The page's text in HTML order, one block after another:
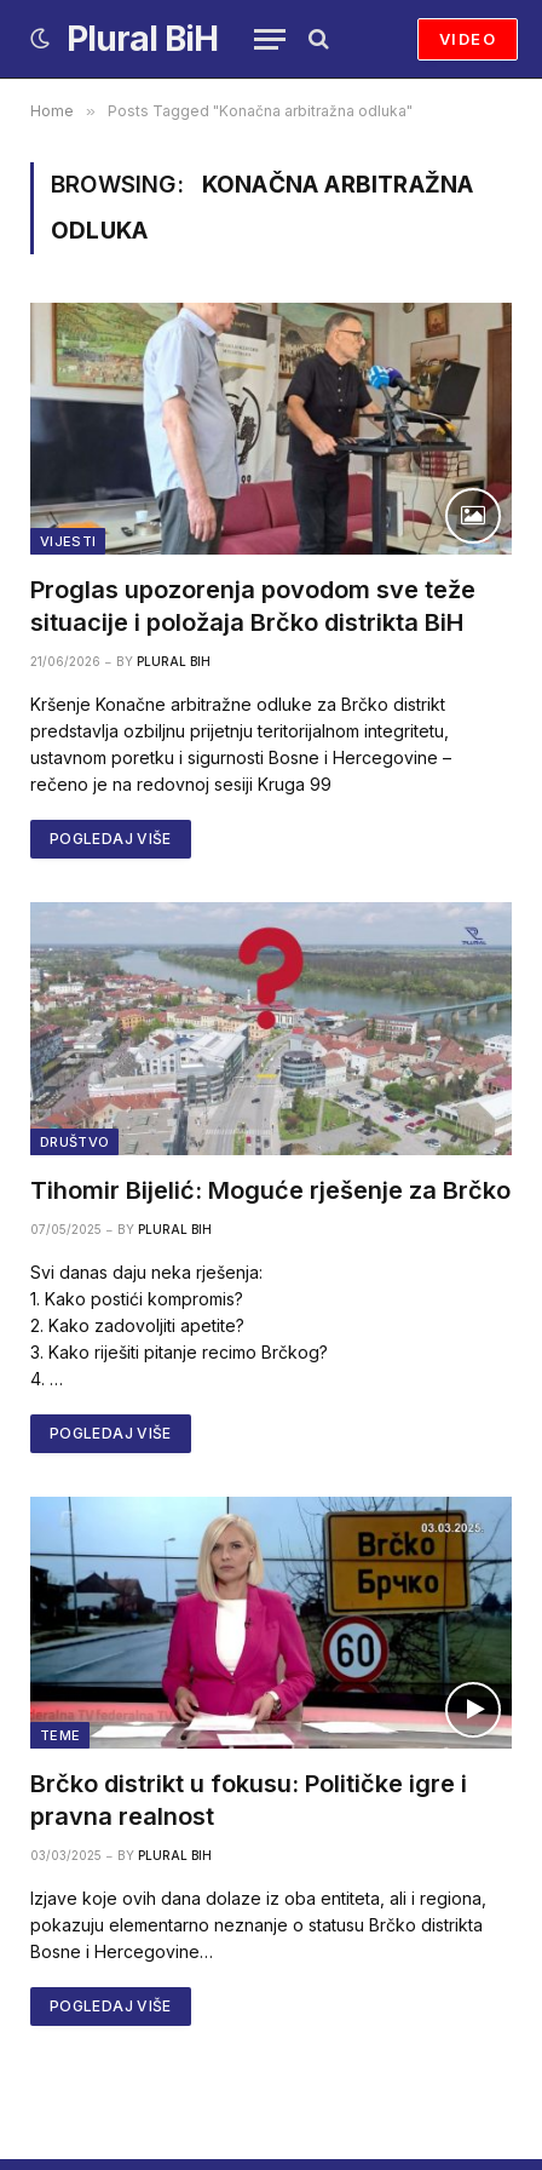
Plural BiH VIDEO
Home » Posts Tagged "Konačna arbitražna odluka"
BROWSING:
KONAČNA ARBITRAŽNA
ODLUKA
VIJESTI
Proglas upozorenja povodom sve teže
situacije i položaja Brčko distrikta BiH
21/06/2026 BY PLURAL BIH
Kršenje Konačne arbitražne odluke za Brčko distrikt
predstavlja ozbiljnu prijetnju teritorijalnom integritetu,
ustavnom poretku i sigurnosti Bosne i Hercegovine –
rečeno je na redovnoj sesiji Kruga 99
POGLEDAJ VIŠE
DRUŠTVO
Tihomir Bijelić: Moguće rješenje za Brčko
07/05/2025 BY PLURAL BIH
Svi danas daju neka rješenja:
1. Kako postići kompromis?
2. Kako zadovoljiti apetite?
3. Kako riješiti pitanje recimo Brčkog?
4. …
POGLEDAJ VIŠE
TEME
Brčko distrikt u fokusu: Političke igre i
pravna realnost
03/03/2025 BY PLURAL BIH
Izjave koje ovih dana dolaze iz oba entiteta, ali i regiona,
pokazuju elementarno neznanje o statusu Brčko distrikta
Bosne i Hercegovine…
POGLEDAJ VIŠE